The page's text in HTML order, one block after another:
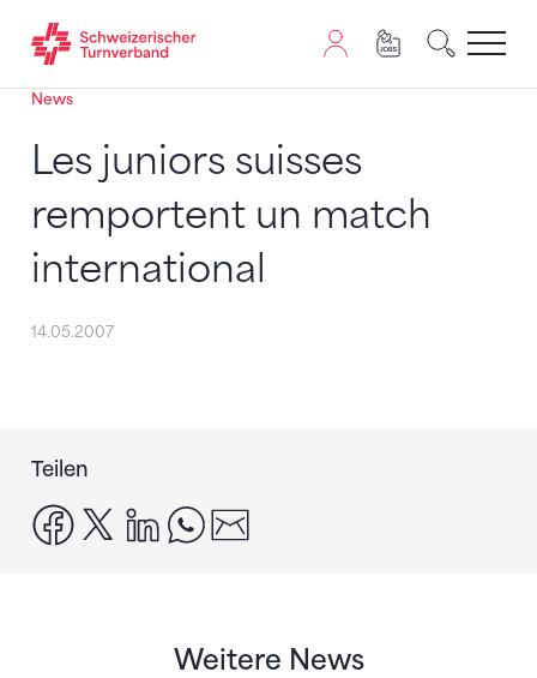
Zum Inhalt springen
Zur Sitemap navigieren
Zum Navigieren dieser Seite wird JavaScript benötigt.
News
Les juniors suisses
remportent un match
international
14.05.2007
Teilen
facebook
x linkedinwhatsapp
Weitere News